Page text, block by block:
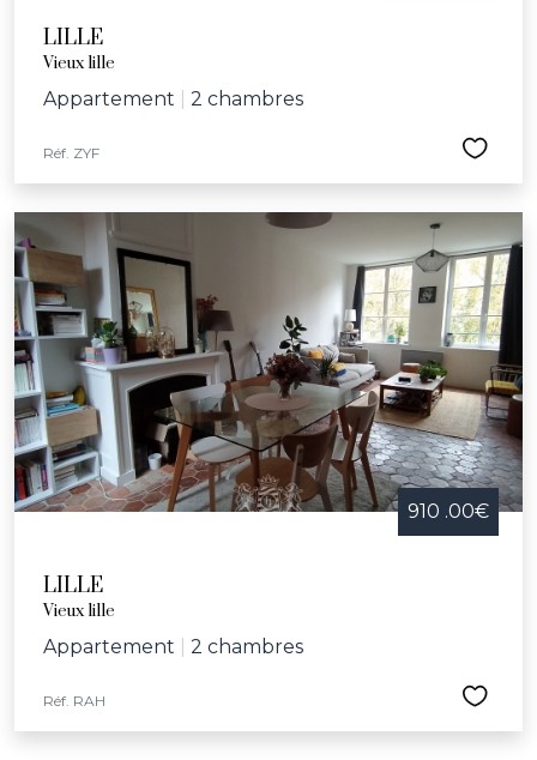
LILLE
Vieux lille
Appartement 2 chambres
Réf. ZYF
910 .00€
LILLE
Vieux lille
Appartement 2 chambres
Réf. RAH